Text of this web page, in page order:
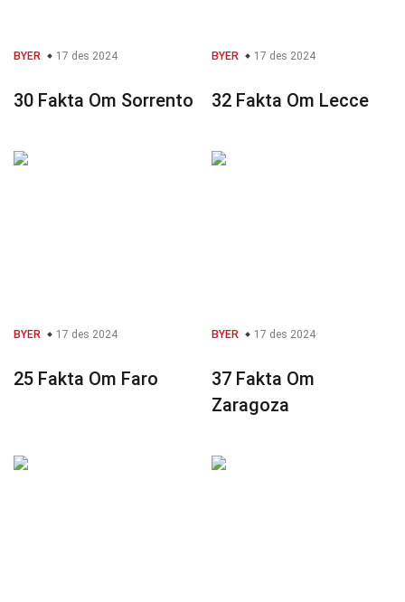
BYER 17 des 2024
30 Fakta Om Sorrento
BYER 17 des 2024
32 Fakta Om Lecce
BYER 17 des 2024
25 Fakta Om Faro
BYER 17 des 2024
37 Fakta Om
Zaragoza